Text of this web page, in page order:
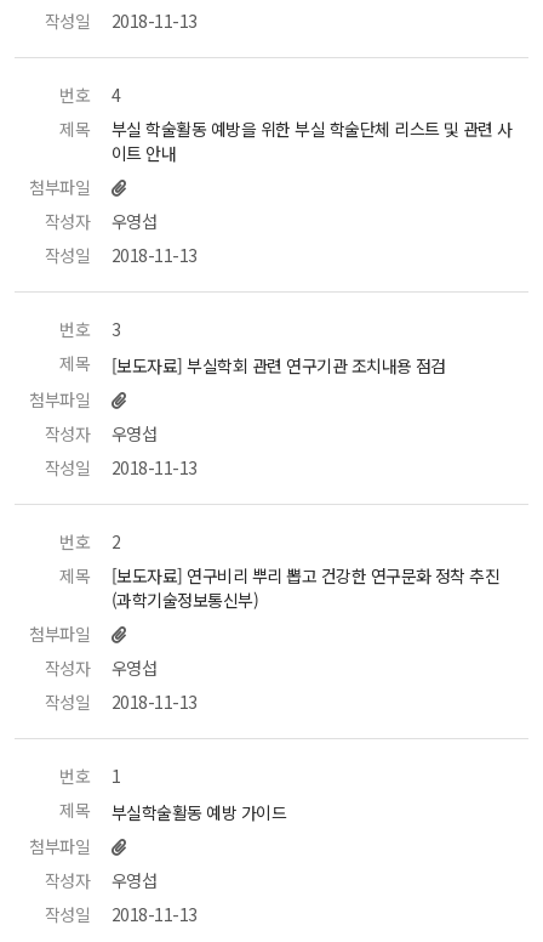
작성일
2018-11-13
번호
4
제목
부실 학술활동 예방을 위한 부실 학술단체 리스트 및 관련 사
이트 안내
첨부파일
작성자
우영섭
작성일
2018-11-13
번호
3
제목
[보도자료] 부실학회 관련 연구기관 조치내용 점검
첨부파일
작성자
우영섭
작성일
2018-11-13
번호
2
제목
[보도자료] 연구비리 뿌리 뽑고 건강한 연구문화 정착 추진
(과학기술정보통신부)
첨부파일
작성자
우영섭
작성일
2018-11-13
번호
1
제목
부실학술활동 예방 가이드
첨부파일
작성자
우영섭
작성일
2018-11-13